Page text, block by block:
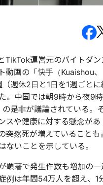
TikTok運営元のバイトダン
動画の「快手（Kuaishou、
週休2日と1日を1週ごとに
。中国では朝9時から夜9時
是非が議論されている。
スや健康に対する懸念があ
突然死が増えていることも
ないことを示している。
顕著で発生件数も増加の一
例は年間54万人を超え、1